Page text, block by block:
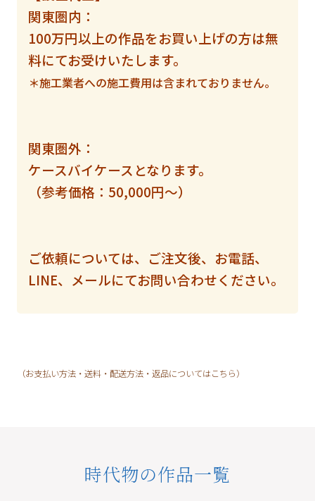
関東圏内：
100万円以上の作品をお買い上げの方は無
料にてお受けいたします。
＊施工業者への施工費用は含まれておりません。
関東圏外：
ケースバイケースとなります。
（参考価格：50,000円〜）
ご依頼については、ご注文後、お電話、
LINE、メールにてお問い合わせください。
（お支払い方法・送料・配送方法・返品についてはこちら）
時代物の作品一覧